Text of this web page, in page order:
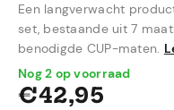
Een langverwacht
set, bestaande uit 7
benodigde CUP-maten.
Nog 2 op voorraad
€42,95